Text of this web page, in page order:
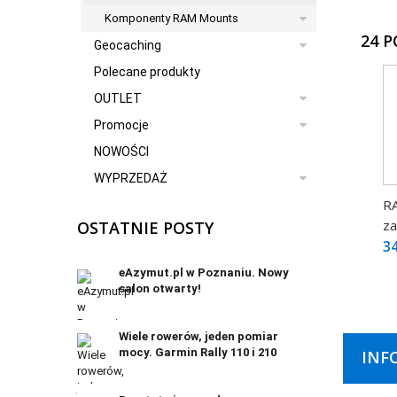
Komponenty RAM Mounts
Geocaching
Polecane produkty
OUTLET
Promocje
NOWOŚCI
WYPRZEDAŻ
OSTATNIE POSTY
eAzymut.pl w Poznaniu. Nowy
salon otwarty!
Wiele rowerów, jeden pomiar
mocy. Garmin Rally 110 i 210
24